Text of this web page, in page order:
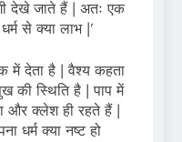
देखे जाते हैं | अतः एक
से क्या लाभ |’
में देता है | वैश्य कहता
की स्थिति है | पाप में
और क्लेश ही रहते हैं |
धर्म क्या नष्ट हो